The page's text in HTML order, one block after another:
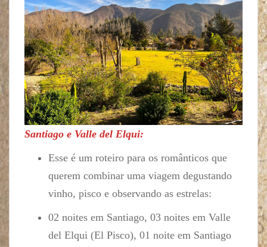
Santiago e Valle del Elqui:
Esse é um roteiro para os românticos que
querem combinar uma viagem degustando
vinho, pisco e observando as estrelas:
02 noites em Santiago, 03 noites em Valle
del Elqui (El Pisco), 01 noite em Santiago